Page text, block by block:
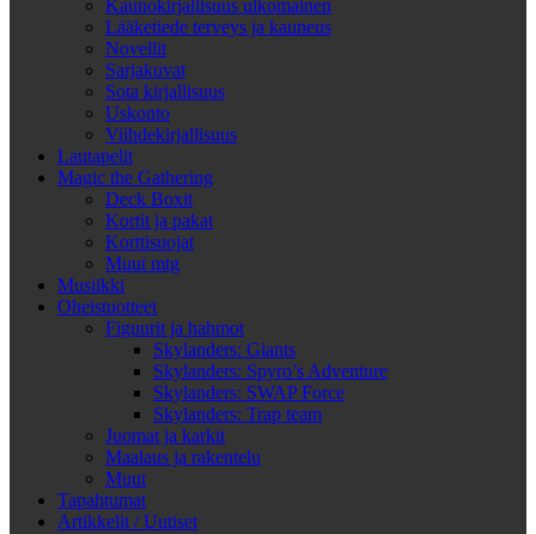
Kaunokirjallisuus ulkomainen
Lääketiede terveys ja kauneus
Novellit
Sarjakuvat
Sota kirjallisuus
Uskonto
Viihdekirjallisuus
Lautapelit
Magic the Gathering
Deck Boxit
Kortit ja pakat
Korttisuojat
Muut mtg
Musiikki
Oheistuotteet
Figuurit ja hahmot
Skylanders: Giants
Skylanders: Spyro’s Adventure
Skylanders: SWAP Force
Skylanders: Trap team
Juomat ja karkit
Maalaus ja rakentelu
Muut
Tapahtumat
Artikkelit / Uutiset